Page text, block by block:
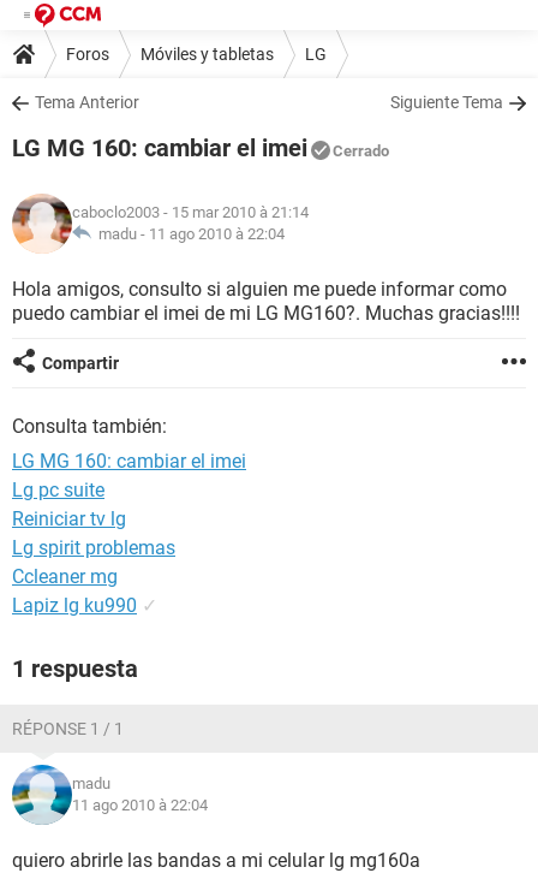
Foros Móviles y tabletas LG
Tema Anterior Siguiente Tema
LG MG 160: cambiar el imei Cerrado
caboclo2003 - 15 mar 2010 à 21:14
madu - 11 ago 2010 à 22:04
Hola amigos, consulto si alguien me puede informar como
puedo cambiar el imei de mi LG MG160?. Muchas gracias!!!!
Compartir
Consulta también:
LG MG 160: cambiar el imei
Lg pc suite
Reiniciar tv lg
Lg spirit problemas
Ccleaner mg
Lapiz lg ku990 ✓
1 respuesta
RÉPONSE 1 / 1
madu
11 ago 2010 à 22:04
quiero abrirle las bandas a mi celular lg mg160a